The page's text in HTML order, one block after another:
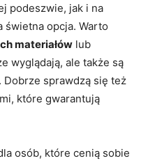
podeszwie, jak i na
⁣świetna opcja. Warto
materiałów lub
wyglądają, ale także są
Dobrze‌ sprawdzą‍ się też​
które gwarantują
osób,⁣ które cenią sobie